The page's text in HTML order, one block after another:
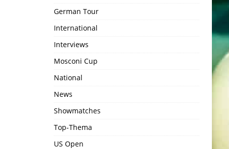
German Tour
International
Interviews
Mosconi Cup
National
News
Showmatches
Top-Thema
US Open